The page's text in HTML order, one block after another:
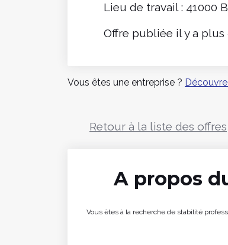
Lieu de travail : 41000
Offre publiée il y a plus
Vous êtes une entreprise ?
Retour à la liste des offres
A propos
Vous êtes à la recherche de stabilité